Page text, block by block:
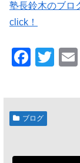
塾長鈴木のブロ
click！
F
c
e
b
o
T
tt
ブログ